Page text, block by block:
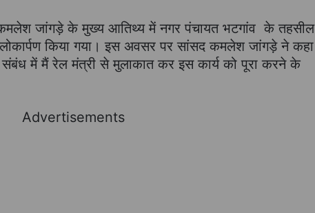
जांगड़े के मुख्य आतिथ्य में नगर पंचायत भटगांव के तहसील
किया गया। इस अवसर पर सांसद कमलेश जांगड़े ने कहा
में मैं रेल मंत्री से मुलाकात कर इस कार्य को पूरा करने के
Advertisements